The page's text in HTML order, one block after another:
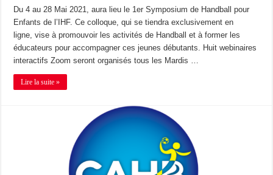
Du 4 au 28 Mai 2021, aura lieu le 1er Symposium de Handball pour
Enfants de l’IHF. Ce colloque, qui se tiendra exclusivement en
ligne, vise à promouvoir les activités de Handball et à former les
éducateurs pour accompagner ces jeunes débutants. Huit webinaires
interactifs Zoom seront organisés tous les Mardis …
Lire la suite »